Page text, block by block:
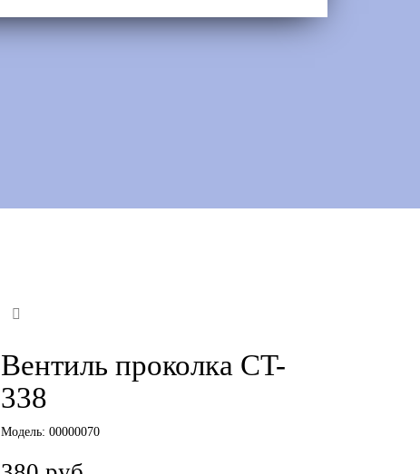
Вентиль проколка CT-
338
Модель: 00000070